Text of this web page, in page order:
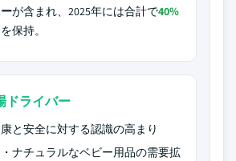
が含まれ、2025年には合計で40%
保持。
ドライバー
と安全に対する認識の高まり
ナチュラルなベビー用品の需要拡